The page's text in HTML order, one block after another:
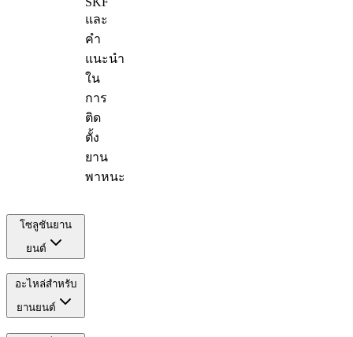
และ
คำ
แนะนำ
ใน
การ
ติด
ตั้ง
ยาน
พาหนะ
โซลูชันยาน
ยนต์
อะไหล่สำหรับ
ยานยนต์